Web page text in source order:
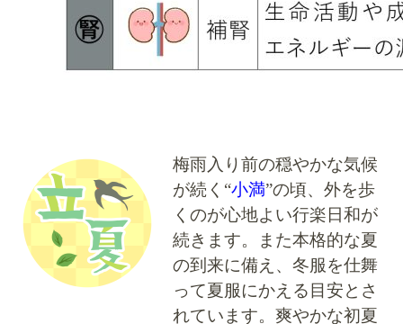
梅雨入り前の穏やかな気候
が続く“小満”の頃、外を歩
くのが心地よい行楽日和が
続きます。また本格的な夏
の到来に備え、冬服を仕舞
って夏服にかえる目安とさ
れています。爽やかな初夏